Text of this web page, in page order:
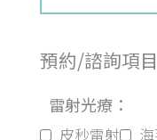
預約/諮詢項
雷射光療：
皮秒雷射